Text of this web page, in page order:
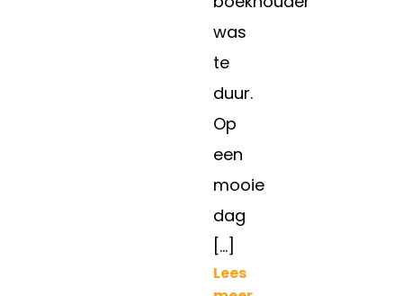
was
te
duur.
Op
een
mooie
dag
[…]
Lees